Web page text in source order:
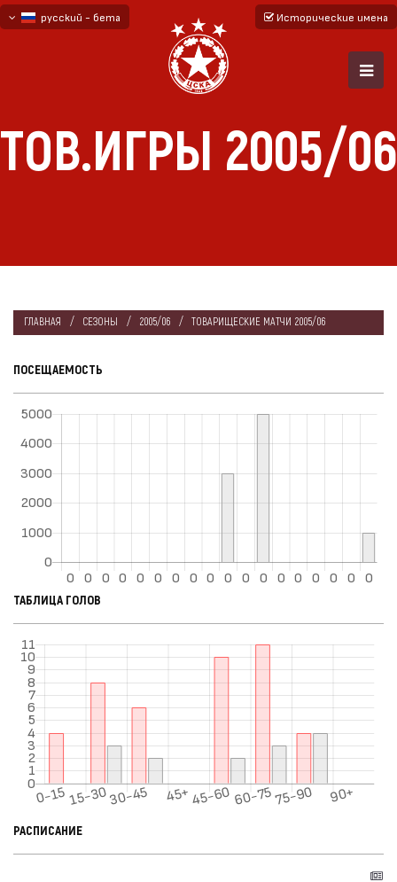
русский - бета
Исторические имена
ТОВ.ИГРЫ 2005/06
ГЛАВНАЯ СЕЗОНЫ 2005/06 ТОВАРИЩЕСКИЕ МАТЧИ 2005/06
ПОСЕЩАЕМОСТЬ
ТАБЛИЦА ГОЛОВ
РАСПИСАНИЕ